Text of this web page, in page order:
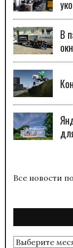
В
Все новости
Архивы